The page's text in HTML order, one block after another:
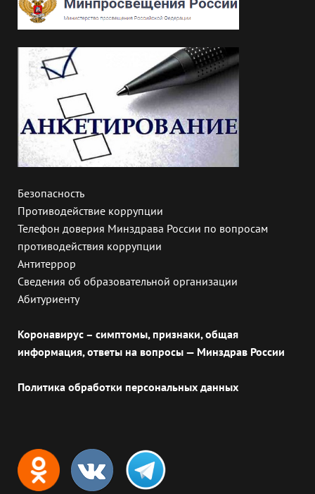
Безопасность
Противодействие коррупции
Телефон доверия Минздрава России по вопросам
противодействия коррупции
Антитеррор
Сведения об образовательной организации
Абитуриенту
Коронавирус – симптомы, признаки, общая
информация, ответы на вопросы — Минздрав России
Политика обработки персональных данных